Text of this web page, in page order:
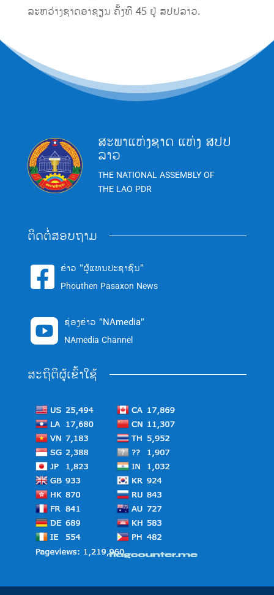
ລະຫວ່າງຊາດອາຊຽນ ຄັ້ງທີ 45 ຢູ່ ສປປລາວ.
ສະພາແຫ່ງຊາດ ແຫ່ງ ສປປ
ລາວ
THE NATIONAL ASSEMBLY OF
THE LAO PDR
ຕິດຕໍ່ສອບຖາມ
 ຂ່າວ "ຜູ້ແທນປະຊາຊົນ"
Phouthen Pasaxon News
 ຊ່ອງຂ່າວ "NAmedia"
NAmedia Channel
ສະຖິຕິຜູ້ເຂົ້າໃຊ້